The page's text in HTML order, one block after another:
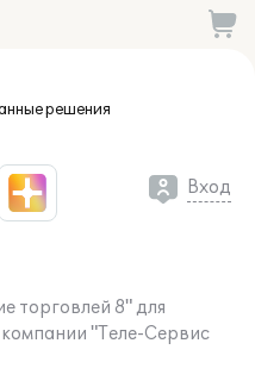
решения
Вход
торговлей 8" для
"Теле-Сервис